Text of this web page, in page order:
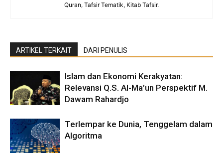
Quran, Tafsir Tematik, Kitab Tafsir.
ARTIKEL TERKAIT DARI PENULIS
Islam dan Ekonomi Kerakyatan:
Relevansi Q.S. Al-Ma’un Perspektif M.
Dawam Rahardjo
Terlempar ke Dunia, Tenggelam dalam
Algoritma